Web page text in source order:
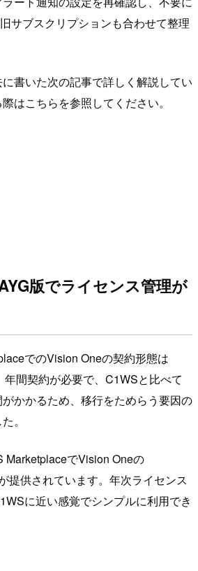
サブスクリプションも合わせて整理
書いた次の記事で詳しく解説してい
はこちらを参照してください。
版でライセンス管理が
でのVision Oneの契約形態は
間契約が必要で、C1WSと比べて
かかるため、移行をためらう要因の
。
MarketplaceでVision Oneの
提供されています。年次ライセンス
に近い感覚でシンプルに利用でき